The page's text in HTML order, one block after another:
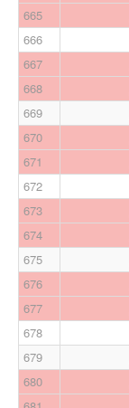
665
666
667
668
669
670
671
672
673
674
675
676
677
678
679
680